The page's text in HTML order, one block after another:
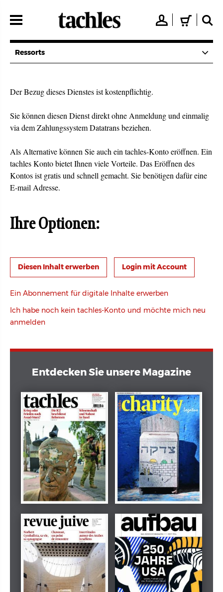
zum
👤 🛒 🔍
Ressorts
Der Bezug dieses Dienstes ist kostenpflichtig.
Sie können diesen Dienst direkt ohne Anmeldung und einmalig
via dem Zahlungssystem Datatrans beziehen.
Als Alternative können Sie auch ein tachles-Konto eröffnen. Ein
tachles Konto bietet Ihnen viele Vorteile. Das Eröffnen des
Kontos ist gratis und schnell gemacht. Sie benötigen dafür eine
E-mail Adresse.
Ihre Optionen:
Login mit Account
Ein Abonnement für digitale Inhalte erwerben
Ich habe noch kein tachles-Konto und möchte mich neu
anmelden
Entdecken Sie unsere Magazine
Dezember 2024
tachles
März 2026
Beilage